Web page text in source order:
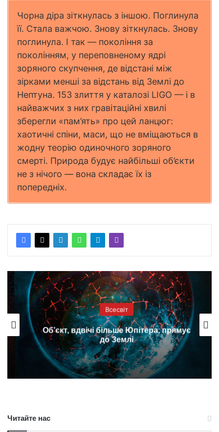
Чорна діра зіткнулась з іншою. Поглинула
її. Стала важчою. Знову зіткнулась. Знову
поглинула. І так — покоління за
поколінням, у переповненому ядрі
зоряного скупчення, де відстані між
зірками менші за відстань від Землі до
Нептуна. 153 злиття у каталозі LIGO — і в
найважчих з них гравітаційні хвилі
зберегли «пам’ять» про цей ланцюг:
хаотичні спіни, маси, що не вміщаються в
жодну теорію одиночного зоряного
смерті. Природа будує найбільші об’єкти
не з нічого — вона складає їх із
попередніх.
Всесвіт
Об’єкт, вдвічі більше Юпітера, прямує
до Землі
Читайте нас